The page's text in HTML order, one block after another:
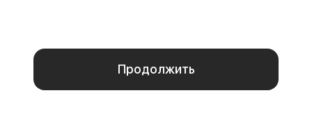
аналитических сервисов согласно нашейполитике
конфиденциальности